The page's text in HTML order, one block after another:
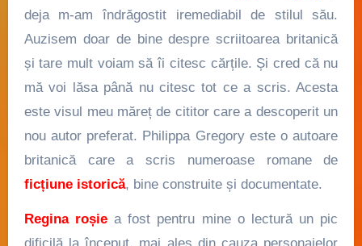
deja m-am îndrăgostit iremediabil de stilul său.
Auzisem doar de bine despre scriitoarea britanică
și tare mult voiam să îi citesc cărțile. Și cred că nu
mă voi lăsa până nu citesc tot ce a scris. Acesta
este visul meu măreț de cititor care a descoperit un
nou autor preferat. Philippa Gregory este o autoare
britanică care a scris numeroase romane de
ficțiune istorică, bine construite și documentate.
Regina roșiea fost pentru mine o lectură un pic